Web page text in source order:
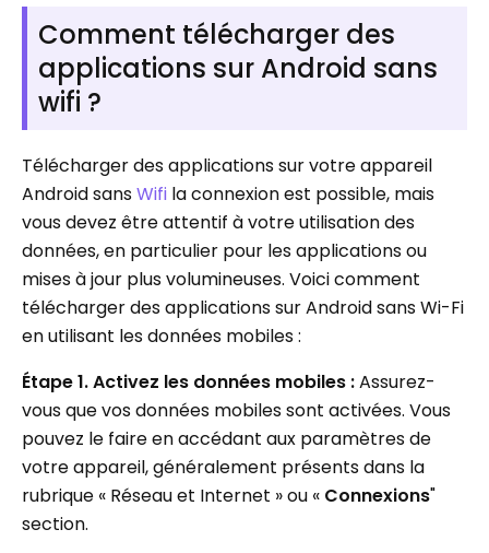
Comment télécharger des
applications sur Android sans
wifi ?
Télécharger des applications sur votre appareil
Android sansWifi la connexion est possible, mais
vous devez être attentif à votre utilisation des
données, en particulier pour les applications ou
mises à jour plus volumineuses. Voici comment
télécharger des applications sur Android sans Wi-Fi
en utilisant les données mobiles :
Étape 1. Activez les données mobiles :Assurez-
vous que vos données mobiles sont activées. Vous
pouvez le faire en accédant aux paramètres de
votre appareil, généralement présents dans la
rubrique « Réseau et Internet » ou « Connexions"
section.